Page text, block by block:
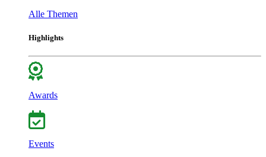
Alle Themen
Highlights
Awards
Events